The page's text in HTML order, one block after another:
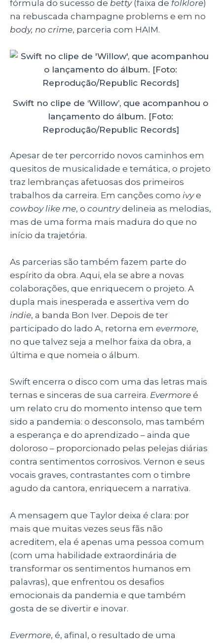
fórmula do sucesso de betty (faixa de folklore)
na rebuscada champagne problems e em no
body, no crime, parceria com HAIM.
Swift no clipe de ‘Willow’, que acompanhou o
lançamento do álbum. [Foto:
Reprodução/Republic Records]
Apesar de ter percorrido novos caminhos em
quesitos de musicalidade e temática, o projeto
traz lembranças afetuosas dos primeiros
trabalhos da carreira. Em canções como ivye
cowboy like me, o countrydelineia as melodias,
mas de uma forma mais madura do que no
início da trajetória.
As parcerias são também fazem parte do
espírito da obra. Aqui, ela se abre a novas
colaborações, que enriquecem o projeto. A
dupla mais inesperada e assertiva vem do
indie, a banda Bon Iver. Depois de ter
participado do lado A, retorna em evermore,
no que talvez seja a melhor faixa da obra, a
última e que nomeia o álbum.
Swift encerra o disco com uma das letras mais
ternas e sinceras de sua carreira. Evermore é
um relato cru do momento intenso que tem
sido a pandemia: o desconsolo, mas também
a esperança e do aprendizado – ainda que
doloroso – proporcionado pelas pelejas diárias
contra sentimentos corrosivos. Vernon e seus
vocais graves, contrastantes com o timbre
agudo da cantora, enriquecem a narrativa.
A mensagem que Taylor deixa é clara: por
mais que muitas vezes seus fãs não
acreditem, ela é apenas uma pessoa comum
(com uma habilidade extraordinária de
transformar os sentimentos humanos em
palavras), que enfrentou os desafios
emocionais da pandemia e que também
gosta de se divertir e inovar.
Evermore, é, afinal, o resultado de uma